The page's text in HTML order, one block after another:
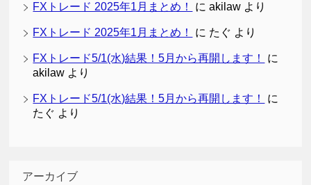
FXトレード 2025年1月まとめ！ にakilaw より
FXトレード 2025年1月まとめ！ に たぐ より
FXトレード5/1(水)結果！5月から再開します！
に
akilaw より
FXトレード5/1(水)結果！5月から再開します！
に
たぐ より
アーカイブ